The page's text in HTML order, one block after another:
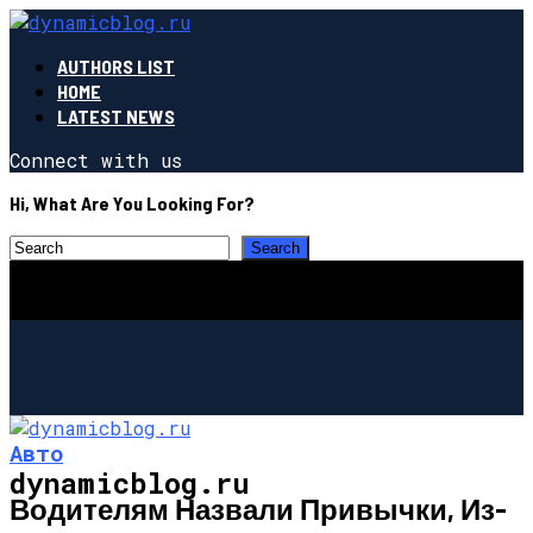
AUTHORS LIST
HOME
LATEST NEWS
Connect with us
Hi, What Are You Looking For?
dynamicblog.ru
Авто
Водителям Назвали Привычки, Из-